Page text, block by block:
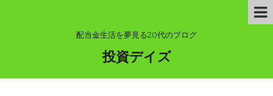
配当金生活を夢見る20代のブログ
投資デイズ